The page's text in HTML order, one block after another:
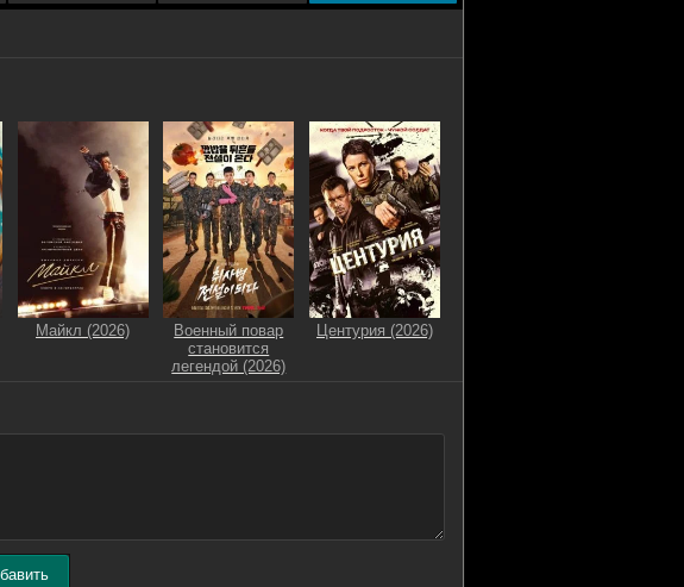
Майкл (2026)
Военный повар
становится
легендой (2026)
Центурия (2026)